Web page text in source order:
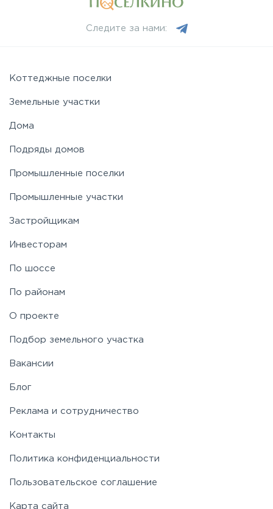
Следите за нами:
Коттеджные поселки
Земельные участки
Дома
Подряды домов
Промышленные поселки
Промышленные участки
Застройщикам
Инвесторам
По шоссе
По районам
О проекте
Подбор земельного участка
Вакансии
Блог
Реклама и сотрудничество
Контакты
Политика конфиденциальности
Пользовательское соглашение
Карта сайта